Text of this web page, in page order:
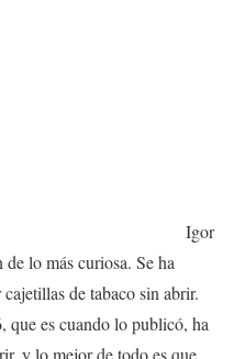
Igor
lo más curiosa. Se ha
de tabaco sin abrir.
que es cuando lo publicó, ha
y lo mejor de todo es que